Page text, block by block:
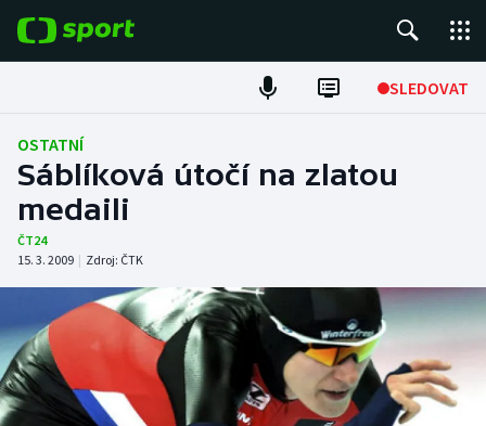
SLEDOVAT
Fotbal
Hokej
Tenis
Atletika
Cyklistika
DALŠÍ SPORTY
OSTATNÍ
Sáblíková útočí na zlatou
medaili
ČT24
15. 3. 2009 | Zdroj: ČTK